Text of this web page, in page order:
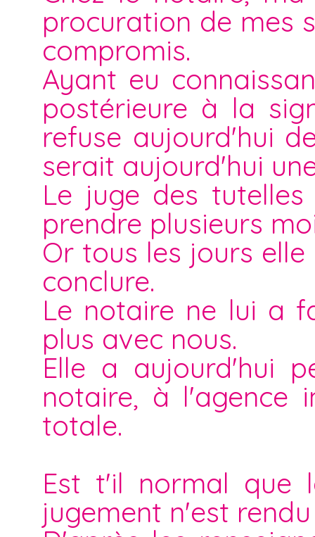
procuration de mes
compromis.
Ayant eu
postérieure à la
refuse aujourd'hui
serait aujourd'hui
Le juge des
prendre plusieurs
Or tous les jours
conclure.
Le notaire ne lui a
plus avec nous.
Elle a aujourd'hui
notaire, à l'agence
totale.
Est t'il normal que
jugement n'est